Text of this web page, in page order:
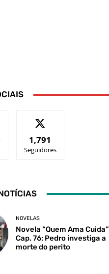
1,791
Seguidores
NOVELAS
Novela “Quem Ama Cuida”
Cap. 76: Pedro investiga a
morte do perito